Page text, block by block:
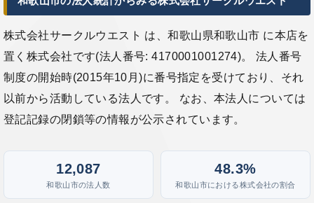
株式会社サークルウエスト は、和歌山県和歌山市 に本店を
置く株式会社です(法人番号: 4170001001274)。 法人番号
制度の開始時(2015年10月)に番号指定を受けており、それ
以前から活動している法人です。 なお、本法人については
登記記録の閉鎖等の情報が公示されています。
12,087
和歌山市の法人数
48.3%
和歌山市における株式会社の割合